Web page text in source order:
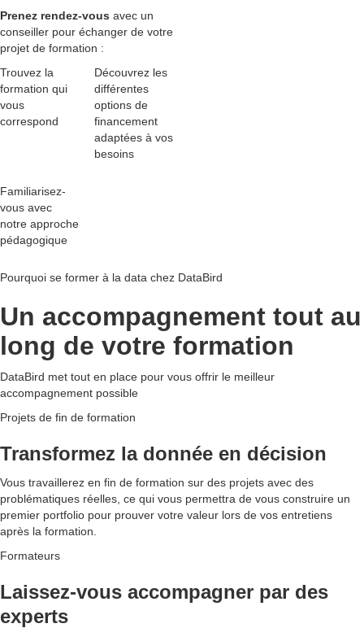
Prenez rendez-vous avec un
conseiller pour échanger de votre
projet de formation :
Trouvez la
formation qui
vous
correspond
Découvrez les
différentes
options de
financement
adaptées à vos
besoins
Familiarisez-
vous avec
notre approche
pédagogique
Pourquoi se former à la data chez DataBird
Un accompagnement tout au
long de votre formation
DataBird met tout en place pour vous offrir le meilleur
accompagnement possible
Projets de fin de formation
Transformez la donnée en décision
Vous travaillerez en fin de formation sur des projets avec des
problématiques réelles, ce qui vous permettra de vous construire un
premier portfolio pour prouver votre valeur lors de vos entretiens
après la formation.
Formateurs
Laissez-vous accompagner par des
experts